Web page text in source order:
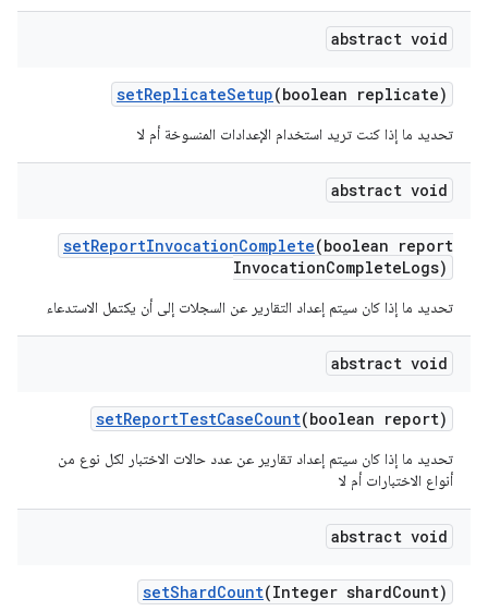
abstract void
setReplicateSetup(boolean replicate)
تحديد ما إذا كنت تريد استخدام الإعدادات المنسوخة أم لا
abstract void
setReportInvocationComplete(boolean report
InvocationCompleteLogs)
تحديد ما إذا كان سيتم إعداد التقارير عن السجلات إلى أن يكتمل الاستدعاء
abstract void
setReportTestCaseCount(boolean report)
تحديد ما إذا كان سيتم إعداد تقارير عن عدد حالات الاختبار لكل نوع من
أنواع الاختبارات أم لا
abstract void
setShardCount(Integer shardCount)